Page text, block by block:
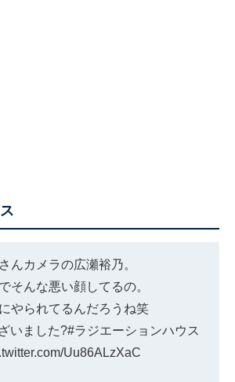
んカメラの広瀬裕乃。
そんな悪い顔してるの。
やられてるんだろうね笑
いました?#ラジエーションハウス
Uu86ALzXaC